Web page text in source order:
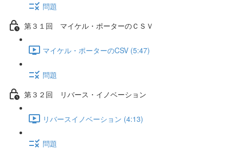
問題
第３１回 マイケル・ポーターのＣＳＶ
マイケル・ポーターのCSV (5:47)
問題
第３２回 リバース・イノベーション
リバースイノベーション (4:13)
問題